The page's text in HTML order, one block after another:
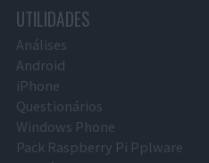
UTILIDADES
Análises
Android
iPhone
Questionários
Windows Phone
Pack Raspberry Pi Pplware